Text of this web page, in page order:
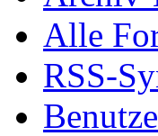
Alle
RSS-